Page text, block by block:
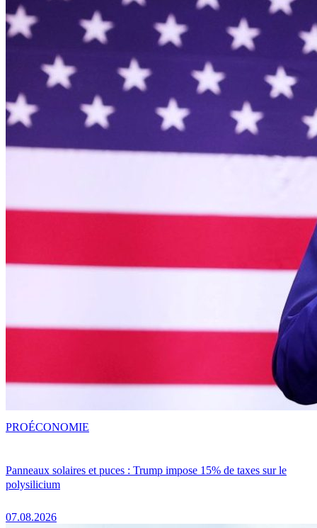
Panneaux solaires et puces : Trump impose 15% de taxes sur le
polysilicium
07.08.2026
PROÉCONOMIE